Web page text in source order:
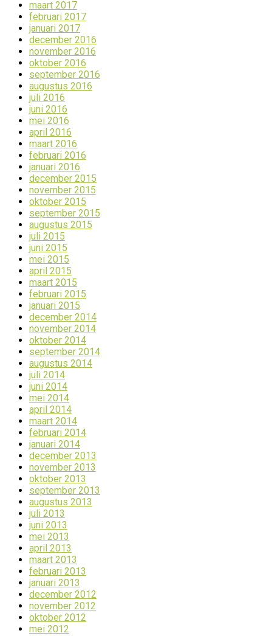
maart 2017
februari 2017
januari 2017
december 2016
november 2016
oktober 2016
september 2016
augustus 2016
juli 2016
juni 2016
mei 2016
april 2016
maart 2016
februari 2016
januari 2016
december 2015
november 2015
oktober 2015
september 2015
augustus 2015
juli 2015
juni 2015
mei 2015
april 2015
maart 2015
februari 2015
januari 2015
december 2014
november 2014
oktober 2014
september 2014
augustus 2014
juli 2014
juni 2014
mei 2014
april 2014
maart 2014
februari 2014
januari 2014
december 2013
november 2013
oktober 2013
september 2013
augustus 2013
juli 2013
juni 2013
mei 2013
april 2013
maart 2013
februari 2013
januari 2013
december 2012
november 2012
oktober 2012
mei 2012